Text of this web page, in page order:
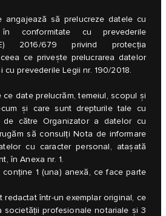
angajează să prelucreze datele cu
conformitate cu prevederile
2016/679 privind protecția
ce privește prelucrarea datelor
prevederile Legii nr. 190/2018.
ce date prelucrăm, temeiul, scopul și
și care sunt drepturile tale cu
de către Organizator a datelor cu
să consulți Nota de informare
cu caracter personal, atașată
în Anexa nr. 1.
conține 1 (una) anexă, ce face parte
redactat într-un exemplar original, ce
societății profesionale notariale şi 3